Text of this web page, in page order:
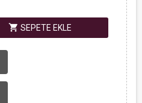
shopping_cart SEPETE EKLE